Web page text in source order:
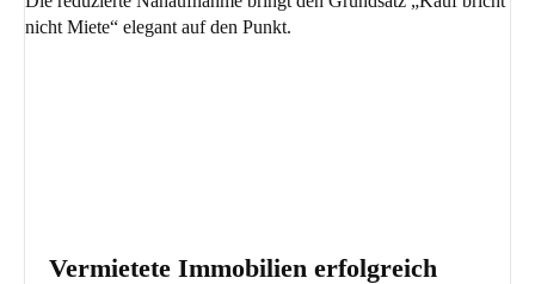
Vermietete Immobilien erfolgreich